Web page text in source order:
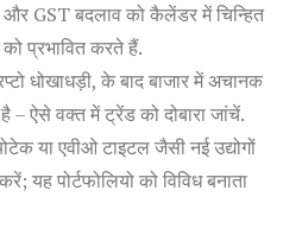
और GST बदलाव को कैलेंडर में चिन्हित
प्रभावित करते हैं.
धोखाधड़ी, के बाद बाजार में अचानक
– ऐसे वक्त में ट्रेंड को दोबारा जांचें.
या एवीओ टाइटल जैसी नई उद्योगों
यह पोर्टफोलियो को विविध बनाता